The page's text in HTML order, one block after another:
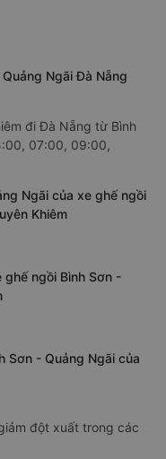
Ngãi Đà Nẵng
đi Đà Nẵng từ Bình
07:00, 09:00,
Ngãi của xe ghế ngồi
Khiêm
ngồi Bình Sơn -
Sơn - Quảng Ngãi của
đột xuất trong các